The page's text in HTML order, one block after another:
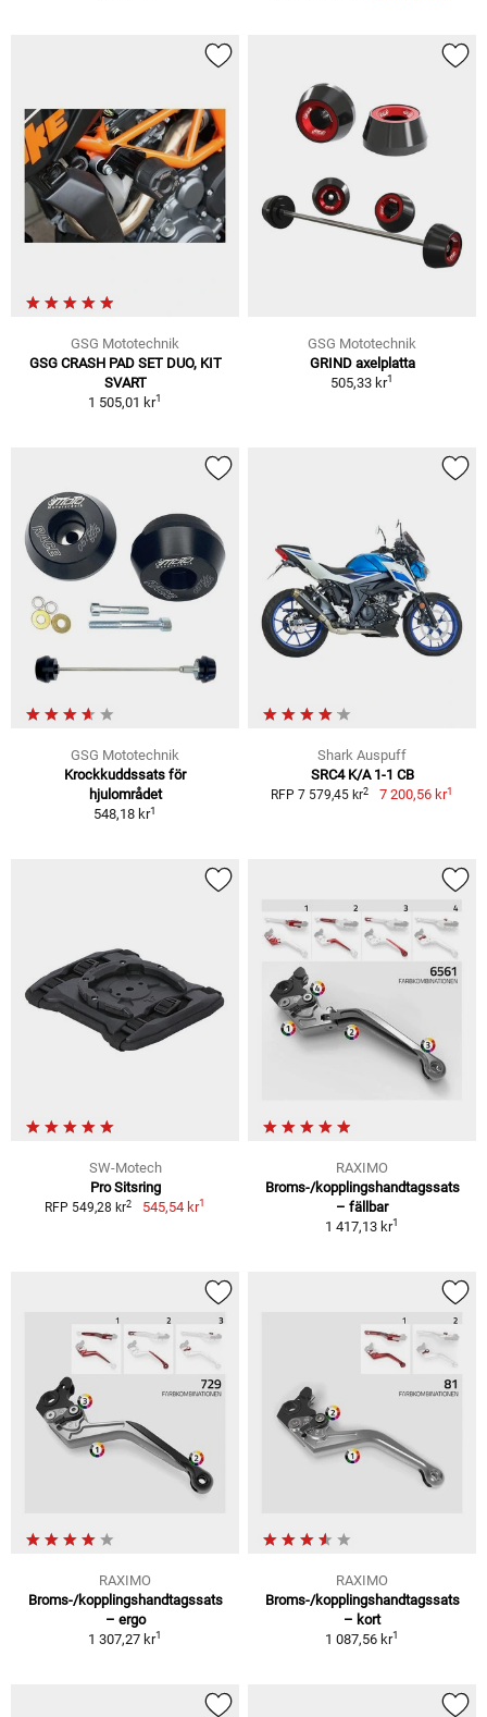
GSG Mototechnik
GSG CRASH PAD SET DUO, KIT
SVART
1 505,01 kr1
GSG Mototechnik
GRIND axelplatta
505,33 kr1
GSG Mototechnik
Krockkuddssats för
hjulområdet
548,18 kr1
Shark Auspuff
SRC4 K/A 1-1 CB
RFP 7 579,45 kr2 7 200,56 kr1
SW-Motech
Pro Sitsring
RFP 549,28 kr2 545,54 kr1
RAXIMO
Broms-/kopplingshandtagssats
– fällbar
1 417,13 kr1
RAXIMO
Broms-/kopplingshandtagssats
– ergo
1 307,27 kr1
RAXIMO
Broms-/kopplingshandtagssats
– kort
1 087,56 kr1